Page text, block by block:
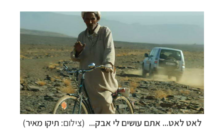
לאט לאט... אתם עושים לי אבק... (צילום: תיקו מאיר)